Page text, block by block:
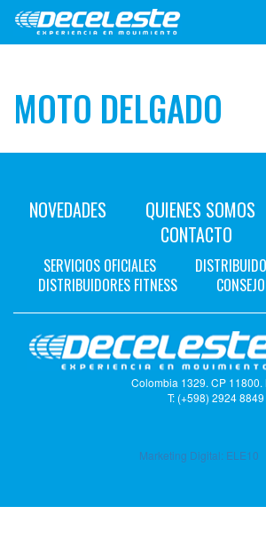
MOTO DELGADO
NOVEDADES QUIENES SOMOS
CONTACTO
SERVICIOS OFICIALES
DISTRIBUIDORES FITNESS
Colombia 1329. CP 11800.
T: (+598) 2924
Marketing Digital: ELE10